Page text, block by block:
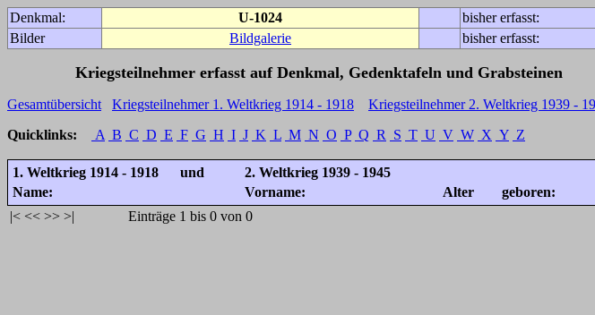
Denkmal: U-1024 bisher erfasst:
Bilder
Bildgalerie bisher erfasst:
Kriegsteilnehmer erfasst auf Denkmal, Gedenktafeln und Grabsteinen
Gesamtübersicht Kriegsteilnehmer 1. Weltkrieg 1914 - 1918
Kriegsteilnehmer 2. Weltkrieg 1939 -
Quicklinks:
A B C D E F G H I J K L M N O P Q R S T U V W X Y Z
1. Weltkrieg 1914 - 1918 und
2. Weltkrieg 1939 - 1945
Name:
Vorname: Alter geboren:
|< << >> >| Einträge 1 bis 0 von 0